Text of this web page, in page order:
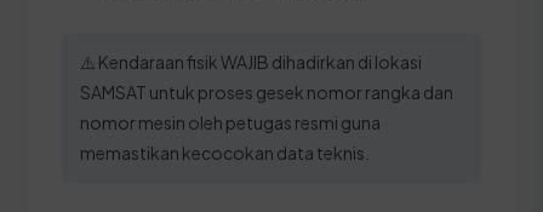
⚠️ Kendaraan fisik WAJIB dihadirkan di lokasi
SAMSAT untuk proses gesek nomor rangka dan
nomor mesin oleh petugas resmi guna
memastikan kecocokan data teknis.